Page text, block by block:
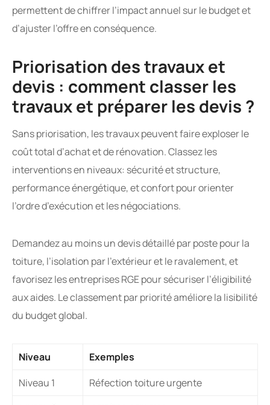
permettent de chiffrer l’impact annuel sur le budget et
d’ajuster l’offre en conséquence.
Priorisation des travaux et
devis : comment classer les
travaux et préparer les devis ?
Sans priorisation, les travaux peuvent faire exploser le
coût total d’achat et de rénovation. Classez les
interventions en niveaux: sécurité et structure,
performance énergétique, et confort pour orienter
l’ordre d’exécution et les négociations.
Demandez au moins un devis détaillé par poste pour la
toiture, l’isolation par l’extérieur et le ravalement, et
favorisez les entreprises RGE pour sécuriser l’éligibilité
aux aides. Le classement par priorité améliore la lisibilité
du budget global.
Niveau
Exemples
Niveau 1
Réfection toiture urgente